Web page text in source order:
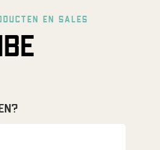
EN SALES